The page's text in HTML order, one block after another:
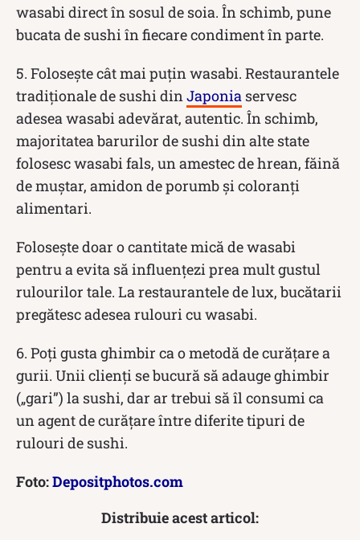
wasabi direct în sosul de soia. În schimb, pune
bucata de sushi în fiecare condiment în parte.
5. Folosește cât mai puțin wasabi. Restaurantele
tradiționale de sushi dinJaponia servesc
adesea wasabi adevărat, autentic. În schimb,
majoritatea barurilor de sushi din alte state
folosesc wasabi fals, un amestec de hrean, făină
de muștar, amidon de porumb și coloranți
alimentari.
Folosește doar o cantitate mică de wasabi
pentru a evita să influențezi prea mult gustul
rulourilor tale. La restaurantele de lux, bucătarii
pregătesc adesea rulouri cu wasabi.
6. Poți gusta ghimbir ca o metodă de curățare a
gurii. Unii clienți se bucură să adauge ghimbir
(„gari”) la sushi, dar ar trebui să îl consumi ca
un agent de curățare între diferite tipuri de
rulouri de sushi.
Foto:Depositphotos.com
Distribuie acest articol: